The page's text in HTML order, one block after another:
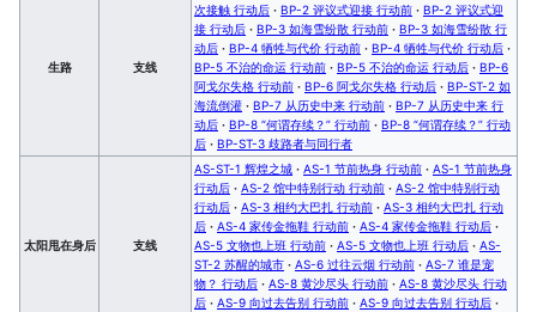
生路 支线
次接触 行动后 · BP-2 评议式迎接 行动前 · BP-2 评议式迎
接 行动后 · BP-3 如海雪纷散 行动前 · BP-3 如海雪纷散 行
动后 · BP-4 牺牲与代价 行动前 · BP-4 牺牲与代价 行动后 ·
BP-5 不治的命运 行动前 · BP-5 不治的命运 行动后 · BP-6
阿戈尔失格 行动前 · BP-6 阿戈尔失格 行动后 · BP-ST-2 如
海流倒灌 · BP-7 从历史中来 行动前 · BP-7 从历史中来 行
动后 · BP-8 “何谓存续？” 行动前 · BP-8 “何谓存续？” 行动
后 · BP-ST-3 歧路者与同行者
太阳甩在身后 支线
AS-ST-1 辉煌之城 · AS-1 节前热身 行动前 · AS-1 节前热身
行动后 · AS-2 馆中特别行动 行动前 · AS-2 馆中特别行动
行动后 · AS-3 相约大巴扎 行动前 · AS-3 相约大巴扎 行动
后 · AS-4 家传金拖鞋 行动前 · AS-4 家传金拖鞋 行动后 ·
AS-5 文物也上班 行动前 · AS-5 文物也上班 行动后 · AS-
ST-2 苏醒的城市 · AS-6 过往云烟 行动前 · AS-7 谁是宠
物？ 行动后 · AS-8 黄沙尽头 行动前 · AS-8 黄沙尽头 行动
后 · AS-9 向过去告别 行动前 · AS-9 向过去告别 行动后 ·